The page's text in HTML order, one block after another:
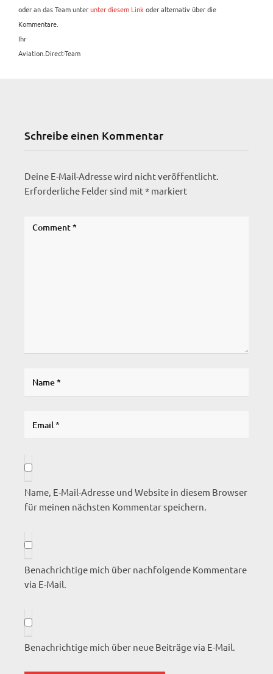
oder an das Team unterunter diesem Link oder alternativ über die
Kommentare.
Ihr
Aviation.Direct-Team
Schreibe einen Kommentar
Deine E-Mail-Adresse wird nicht veröffentlicht.
Erforderliche Felder sind mit* markiert
Name, E-Mail-Adresse und Website in diesem Browser
für meinen nächsten Kommentar speichern.
Benachrichtige mich über nachfolgende Kommentare
via E-Mail.
Benachrichtige mich über neue Beiträge via E-Mail.